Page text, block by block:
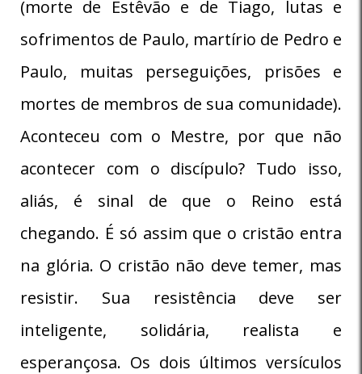
(morte de Estêvão e de Tiago, lutas e
sofrimentos de Paulo, martírio de Pedro e
Paulo, muitas perseguições, prisões e
mortes de membros de sua comunidade).
Aconteceu com o Mestre, por que não
acontecer com o discípulo? Tudo isso,
aliás, é sinal de que o Reino está
chegando. É só assim que o cristão entra
na glória. O cristão não deve temer, mas
resistir. Sua resistência deve ser
inteligente, solidária, realista e
esperançosa. Os dois últimos versículos